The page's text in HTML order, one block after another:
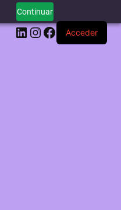
Continuar
LinkedIn
Instagram
Facebook
Acceder